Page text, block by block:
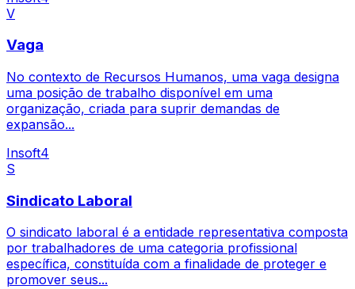
V
Vaga
No contexto de Recursos Humanos, uma vaga designa
uma posição de trabalho disponível em uma
organização, criada para suprir demandas de
expansão...
Insoft4
S
Sindicato Laboral
O sindicato laboral é a entidade representativa composta
por trabalhadores de uma categoria profissional
específica, constituída com a finalidade de proteger e
promover seus...